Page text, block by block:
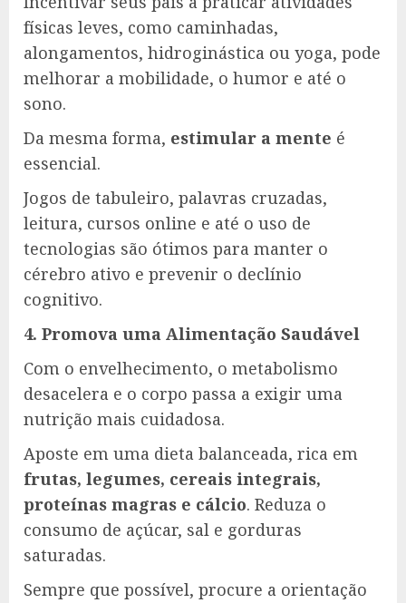
físicas leves, como caminhadas,
alongamentos, hidroginástica ou yoga, pode
melhorar a mobilidade, o humor e até o
sono.
Da mesma forma, estimular a mente é
essencial.
Jogos de tabuleiro, palavras cruzadas,
leitura, cursos online e até o uso de
tecnologias são ótimos para manter o
cérebro ativo e prevenir o declínio
cognitivo.
4. Promova uma Alimentação Saudável
Com o envelhecimento, o metabolismo
desacelera e o corpo passa a exigir uma
nutrição mais cuidadosa.
Aposte em uma dieta balanceada, rica em
frutas, legumes, cereais integrais,
proteínas magras e cálcio. Reduza o
consumo de açúcar, sal e gorduras
saturadas.
Sempre que possível, procure a orientação